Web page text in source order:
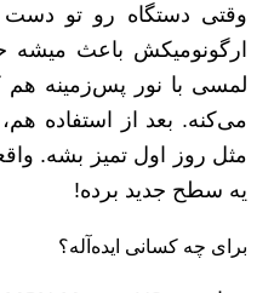
وقتی دستگاه رو تو
ارگونومیکش باعث میشه
لمسی با نور پس‌زمینه هم
می‌کنه. بعد از استفاده
مثل روز اول تمیز بشه.
یه سطح جدید برده!
برای چه کسانی ایده‌آله؟